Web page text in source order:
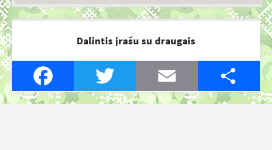
Dalintis įrašu su draugais
Facebook Twitter Email Share